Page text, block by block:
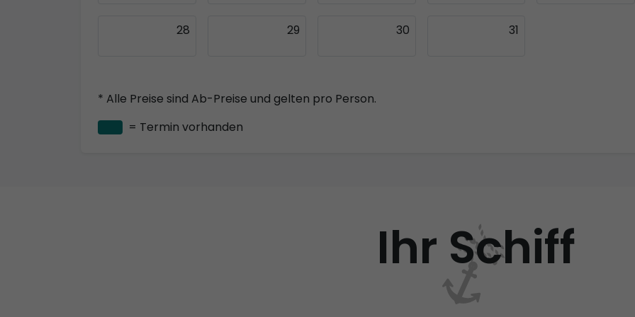
28 29 30 31
* Alle Preise sind Ab-Preise und gelten pro Person.
= Termin vorhanden
Ihr Schiff